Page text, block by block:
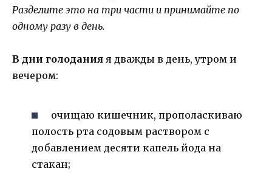
Разделите это на три части и принимайте по
одному разу в день.
В дни голодания я дважды в день, утром и
вечером:
очищаю кишечник, прополаскиваю
полость рта содовым раствором с
добавлением десяти капель йода на
стакан;